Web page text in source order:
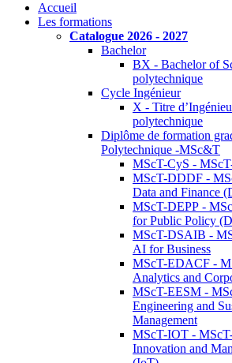
Accueil
Les formations
Catalogue 2026 - 2027
Bachelor
BX - Bachelor of
polytechnique
Cycle Ingénieur
X - Titre
polytechnique
Diplôme de formation
Polytechnique -MSc&T
MScT-CyS -
MScT-DDDF -
Data and Finance
MScT-DEPP -
for Public Policy
MScT-DSAIB -
AI for Business
MScT-EDACF -
Analytics and
MScT-EESM -
Engineering and
Management
MScT-IOT -
Innovation and